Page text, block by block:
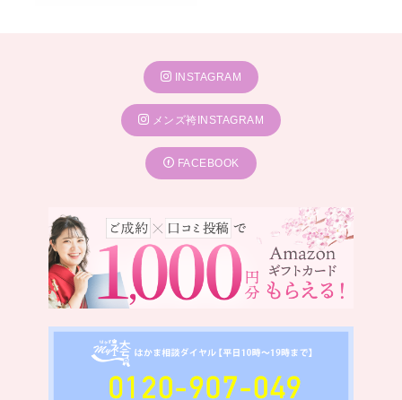
INSTAGRAM
メンズ袴INSTAGRAM
FACEBOOK